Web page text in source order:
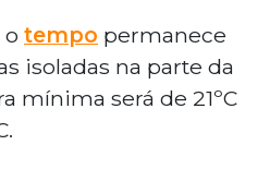
o tempo permanece
isoladas na parte da
mínima será de 21ºC